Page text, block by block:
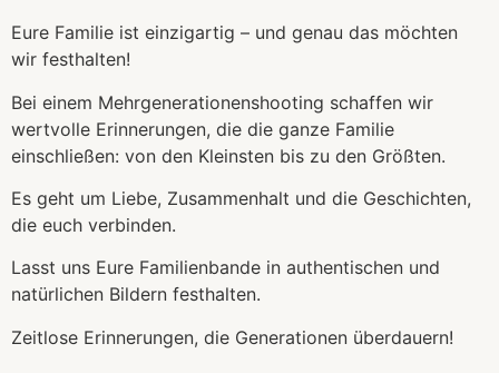
Eure Familie ist einzigartig – und genau das möchten
wir festhalten!
Bei einem Mehrgenerationenshooting schaffen wir
wertvolle Erinnerungen, die die ganze Familie
einschließen: von den Kleinsten bis zu den Größten.
Es geht um Liebe, Zusammenhalt und die Geschichten,
die euch verbinden.
Lasst uns Eure Familienbande in authentischen und
natürlichen Bildern festhalten.
Zeitlose Erinnerungen, die Generationen überdauern!